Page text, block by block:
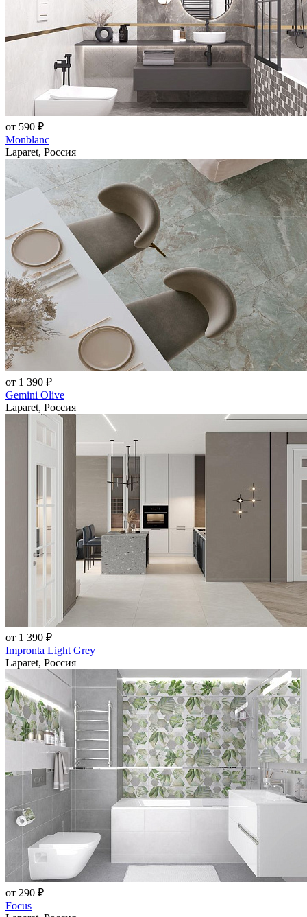
от 590 ₽
Monblanc
Laparet, Россия
от 1 390 ₽
Gemini Olive
Laparet, Россия
от 1 390 ₽
Impronta Light Grey
Laparet, Россия
от 290 ₽
Focus